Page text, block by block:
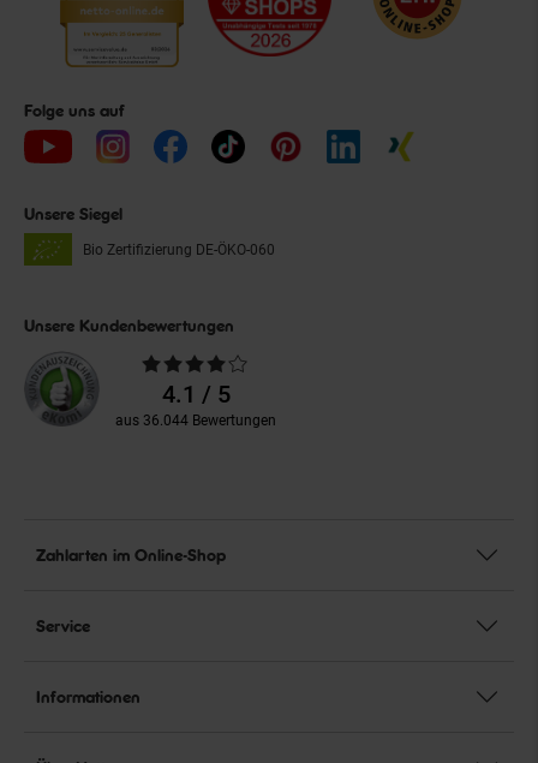
Folge uns auf
Unsere Siegel
Bio Zertifizierung DE-ÖKO-060
Unsere Kundenbewertungen
Durchschnittliche
Bewertungen4.1 / 5
aus 36.044 Bewertungen
Zahlarten im Online-Shop
Service
Informationen